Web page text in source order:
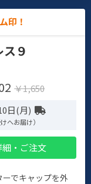
印！
９
￥1,650
日(月)
へお届け）
細・ご注文
でキャップを外